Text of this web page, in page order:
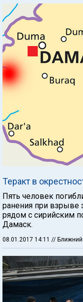
Теракт в
Пять человек
ранения при взрыве
рядом с сирийским
Дамаск.
08.01.2017 14:11 // Ближний